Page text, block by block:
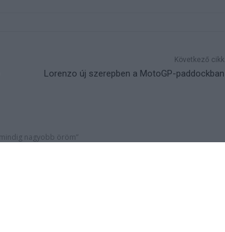
Következő cikk
Lorenzo új szerepben a MotoGP-paddockban